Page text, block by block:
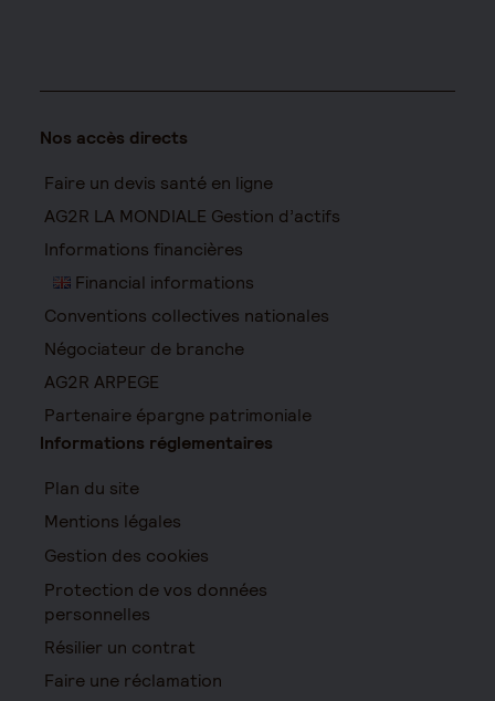
Nos accès directs
Faire un devis santé en ligne
AG2R LA MONDIALE Gestion d’actifs
Informations financières
Financial informations
Conventions collectives nationales
Négociateur de branche
AG2R ARPEGE
Partenaire épargne patrimoniale
Informations réglementaires
Plan du site
Mentions légales
Gestion des cookies
Protection de vos données
personnelles
Résilier un contrat
Faire une réclamation